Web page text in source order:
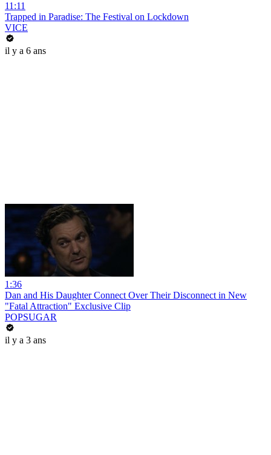
11:11
Trapped in Paradise: The Festival on Lockdown
VICE
il y a 6 ans
1:36
Dan and His Daughter Connect Over Their Disconnect in New
"Fatal Attraction" Exclusive Clip
POPSUGAR
il y a 3 ans